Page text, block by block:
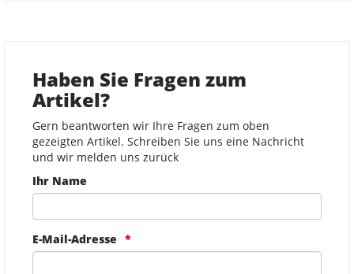
Haben Sie Fragen zum
Artikel?
Gern beantworten wir Ihre Fragen zum oben
gezeigten Artikel. Schreiben Sie uns eine Nachricht
und wir melden uns zurück
Ihr Name
E-Mail-Adresse